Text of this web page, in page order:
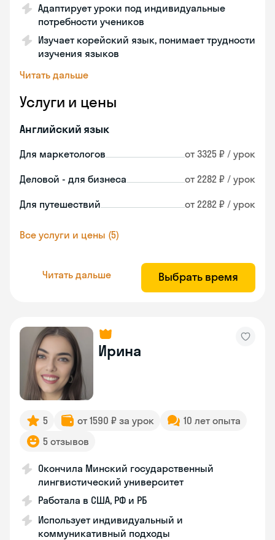
Адаптирует уроки под индивидуальные
потребности учеников
Изучает корейский язык, понимает трудности
изучения языков
Читать дальше
Услуги и цены
Английский язык
Для маркетологов от 3325 ₽ / урок
Деловой - для бизнеса от 2282 ₽ / урок
Для путешествий от 2282 ₽ / урок
Все услуги и цены (5)
Читать дальше Выбрать время
Ирина
5 от 1590 ₽ за урок
10 лет опыта
5 отзывов
Окончила Минский государственный
лингвистический университет
Работала в США, РФ и РБ
Использует индивидуальный и
коммуникативный подходы